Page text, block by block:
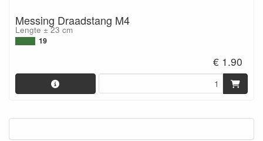
Messing Draadstang M4
Lengte ± 23 cm
19
€ 1.90